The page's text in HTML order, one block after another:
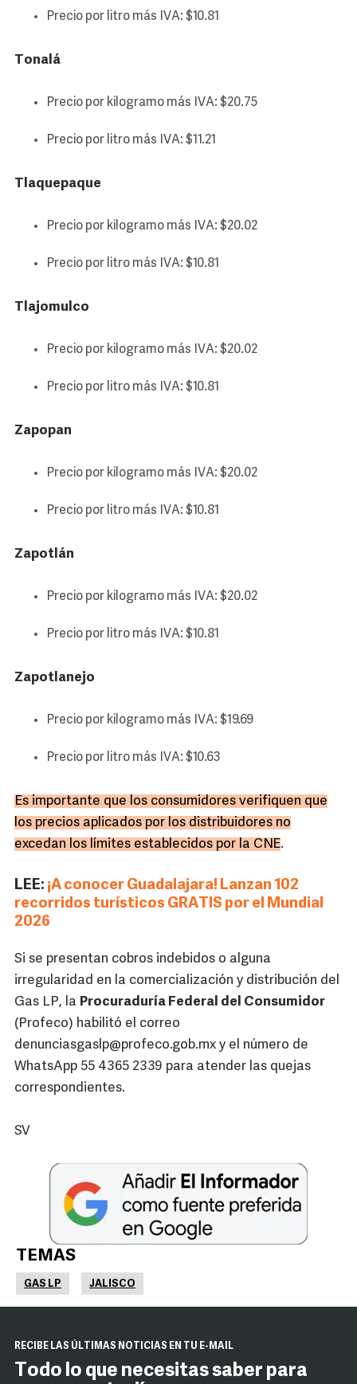
Precio por litro más IVA: $10.81
Tonalá
Precio por kilogramo más IVA: $20.75
Precio por litro más IVA: $11.21
Tlaquepaque
Precio por kilogramo más IVA: $20.02
Precio por litro más IVA: $10.81
Tlajomulco
Precio por kilogramo más IVA: $20.02
Precio por litro más IVA: $10.81
Zapopan
Precio por kilogramo más IVA: $20.02
Precio por litro más IVA: $10.81
Zapotlán
Precio por kilogramo más IVA: $20.02
Precio por litro más IVA: $10.81
Zapotlanejo
Precio por kilogramo más IVA: $19.69
Precio por litro más IVA: $10.63
Es importante que los consumidores verifiquen que
los precios aplicados por los distribuidores no
excedan los límites establecidos por la CNE.
LEE: ¡A conocer Guadalajara! Lanzan 102
recorridos turísticos GRATIS por el Mundial
2026
Si se presentan cobros indebidos o alguna
irregularidad en la comercialización y distribución del
Gas LP, la Procuraduría Federal del Consumidor
(Profeco) habilitó el correo
denunciasgaslp@profeco.gob.mx y el número de
WhatsApp 55 4365 2339 para atender las quejas
correspondientes.
SV
TEMAS
GAS LP JALISCO
RECIBE LAS ÚLTIMAS NOTICIAS EN TU E-MAIL
Todo lo que necesitas saber para